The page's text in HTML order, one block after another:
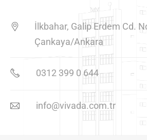
İlkbahar, Galip Erdem Cd.
Çankaya/Ankara
0312 399 0 644
info@vivada.com.tr